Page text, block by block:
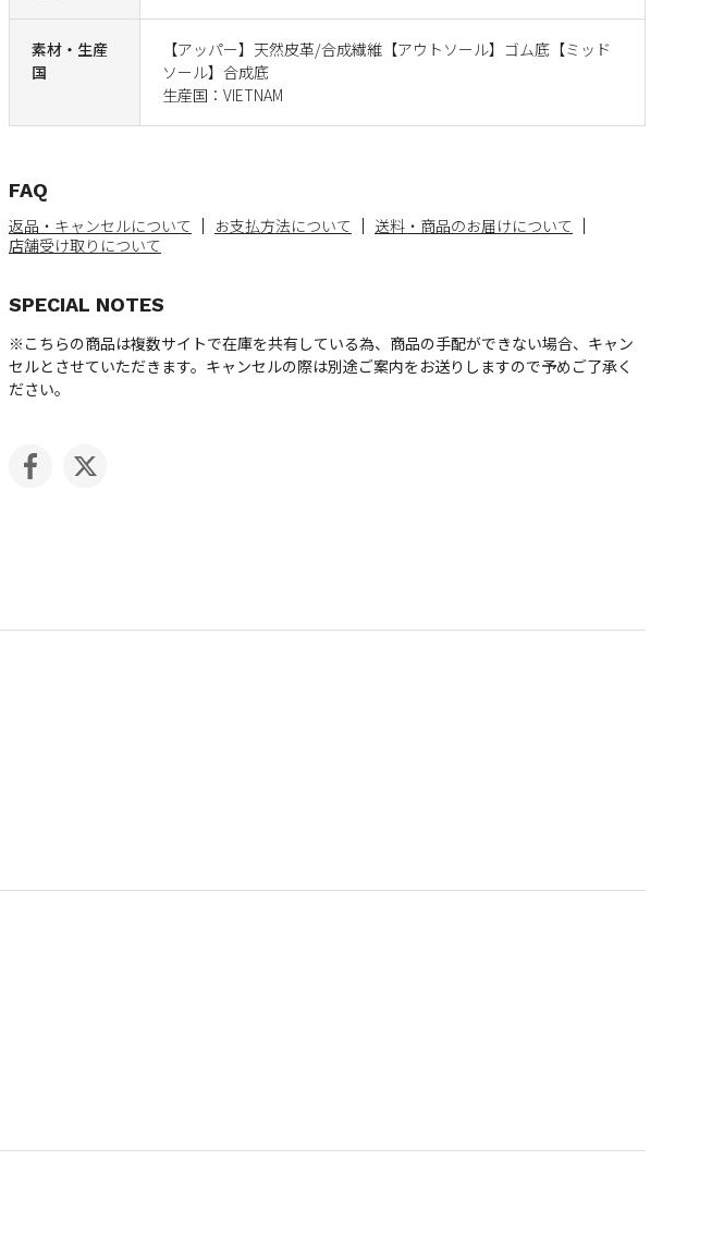
素材・生産
国
【アッパー】天然皮革/合成繊維【アウトソール】ゴム底【ミッド
ソール】合成底
生産国：VIETNAM
FAQ
返品・キャンセルについて お支払方法について
送料・商品のお届けについて
店舗受け取りについて
SPECIAL NOTES
※こちらの商品は複数サイトで在庫を共有している為、商品の手配ができない場合、キャン
セルとさせていただきます。キャンセルの際は別途ご案内をお送りしますので予めご了承く
ださい。